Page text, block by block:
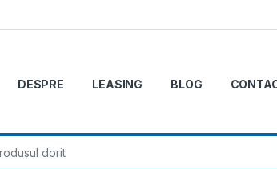
DESPRE LEASING BLOG